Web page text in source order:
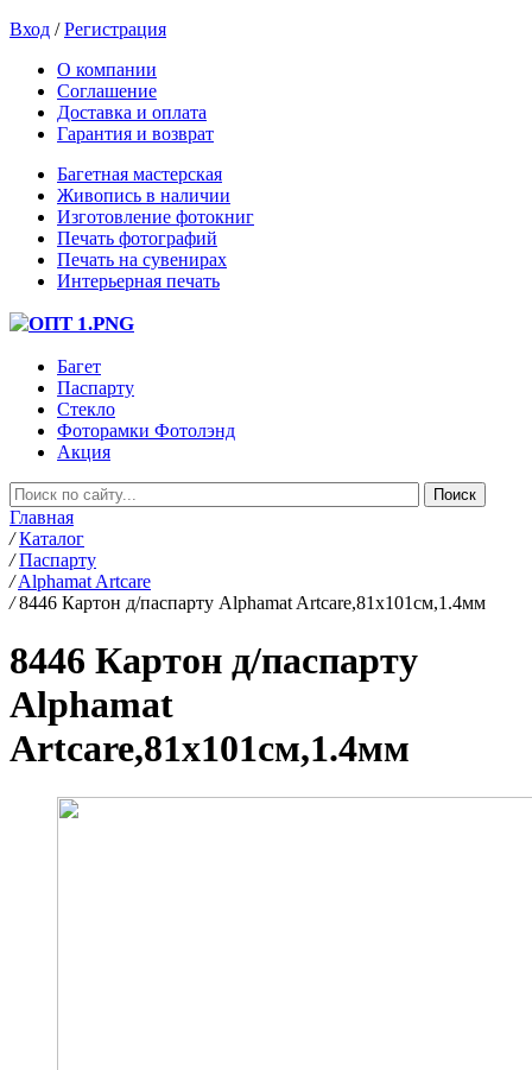
Вход /Регистрация
О компании
Соглашение
Доставка и оплата
Гарантия и возврат
Багетная мастерская
Живопись в наличии
Изготовление фотокниг
Печать фотографий
Печать на сувенирах
Интерьерная печать
Багет
Паспарту
Стекло
Фоторамки Фотолэнд
Акция
Главная
/ Каталог
/ Паспарту
/ Alphamat Artcare
/ 8446 Картон д/паспарту Alphamat Artcare,81х101см,1.4мм
8446 Картон д/паспарту
Alphamat
Artcare,81х101см,1.4мм